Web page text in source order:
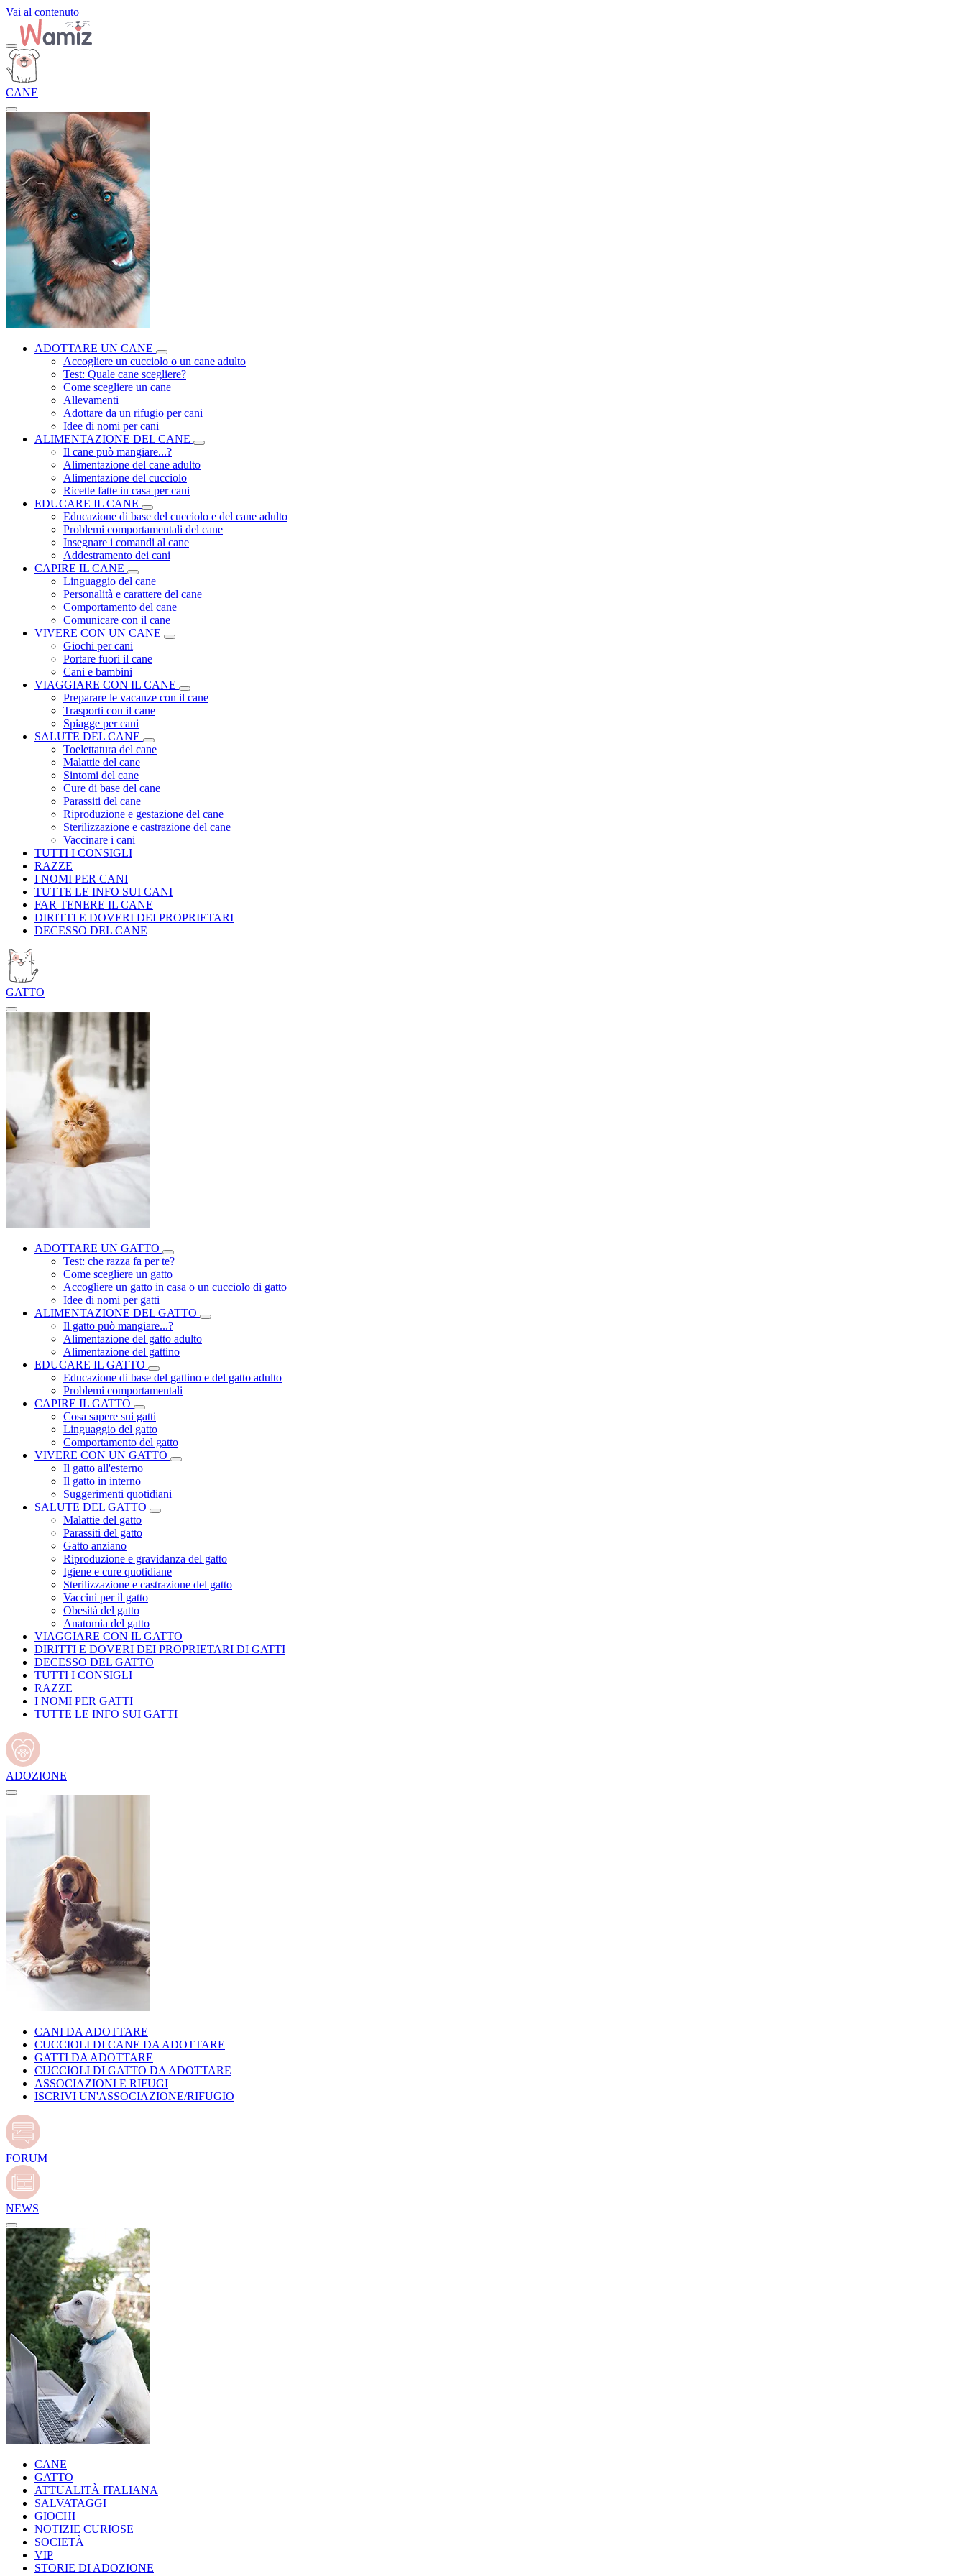
Vai al contenuto
CANE
ADOTTARE UN CANE
Accogliere un cucciolo o un cane adulto
Test: Quale cane scegliere?
Come scegliere un cane
Allevamenti
Adottare da un rifugio per cani
Idee di nomi per cani
ALIMENTAZIONE DEL CANE
Il cane può mangiare...?
Alimentazione del cane adulto
Alimentazione del cucciolo
Ricette fatte in casa per cani
EDUCARE IL CANE
Educazione di base del cucciolo e del cane adulto
Problemi comportamentali del cane
Insegnare i comandi al cane
Addestramento dei cani
CAPIRE IL CANE
Linguaggio del cane
Personalità e carattere del cane
Comportamento del cane
Comunicare con il cane
VIVERE CON UN CANE
Giochi per cani
Portare fuori il cane
Cani e bambini
VIAGGIARE CON IL CANE
Preparare le vacanze con il cane
Trasporti con il cane
Spiagge per cani
SALUTE DEL CANE
Toelettatura del cane
Malattie del cane
Sintomi del cane
Cure di base del cane
Parassiti del cane
Riproduzione e gestazione del cane
Sterilizzazione e castrazione del cane
Vaccinare i cani
TUTTI I CONSIGLI
RAZZE
I NOMI PER CANI
TUTTE LE INFO SUI CANI
FAR TENERE IL CANE
DIRITTI E DOVERI DEI PROPRIETARI
DECESSO DEL CANE
GATTO
ADOTTARE UN GATTO
Test: che razza fa per te?
Come scegliere un gatto
Accogliere un gatto in casa o un cucciolo di gatto
Idee di nomi per gatti
ALIMENTAZIONE DEL GATTO
Il gatto può mangiare...?
Alimentazione del gatto adulto
Alimentazione del gattino
EDUCARE IL GATTO
Educazione di base del gattino e del gatto adulto
Problemi comportamentali
CAPIRE IL GATTO
Cosa sapere sui gatti
Linguaggio del gatto
Comportamento del gatto
VIVERE CON UN GATTO
Il gatto all'esterno
Il gatto in interno
Suggerimenti quotidiani
SALUTE DEL GATTO
Malattie del gatto
Parassiti del gatto
Gatto anziano
Riproduzione e gravidanza del gatto
Igiene e cure quotidiane
Sterilizzazione e castrazione del gatto
Vaccini per il gatto
Obesità del gatto
Anatomia del gatto
VIAGGIARE CON IL GATTO
DIRITTI E DOVERI DEI PROPRIETARI DI GATTI
DECESSO DEL GATTO
TUTTI I CONSIGLI
RAZZE
I NOMI PER GATTI
TUTTE LE INFO SUI GATTI
ADOZIONE
CANI DA ADOTTARE
CUCCIOLI DI CANE DA ADOTTARE
GATTI DA ADOTTARE
CUCCIOLI DI GATTO DA ADOTTARE
ASSOCIAZIONI E RIFUGI
ISCRIVI UN'ASSOCIAZIONE/RIFUGIO
FORUM
NEWS
CANE
GATTO
ATTUALITÀ ITALIANA
SALVATAGGI
GIOCHI
NOTIZIE CURIOSE
SOCIETÀ
VIP
STORIE DI ADOZIONE